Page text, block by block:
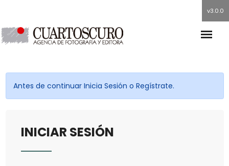
v3.0.0
Antes de continuar Inicia Sesión o Regístrate.
INICIAR SESIÓN